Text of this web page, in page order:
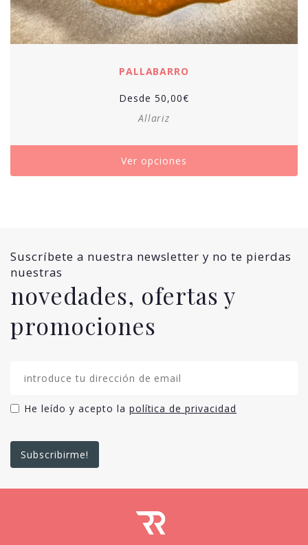
PALLABARRO
Desde 50,00€
Allariz
Ver opciones
Suscríbete a nuestra newsletter y no te pierdas
nuestras
novedades, ofertas y
promociones
He leído y acepto la política de privacidad